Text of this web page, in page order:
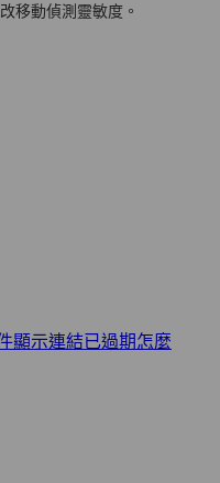
移動偵測靈敏度。
顯示連結已過期怎麼